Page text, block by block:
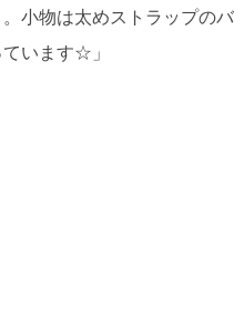
小物は太めストラップの
います☆」